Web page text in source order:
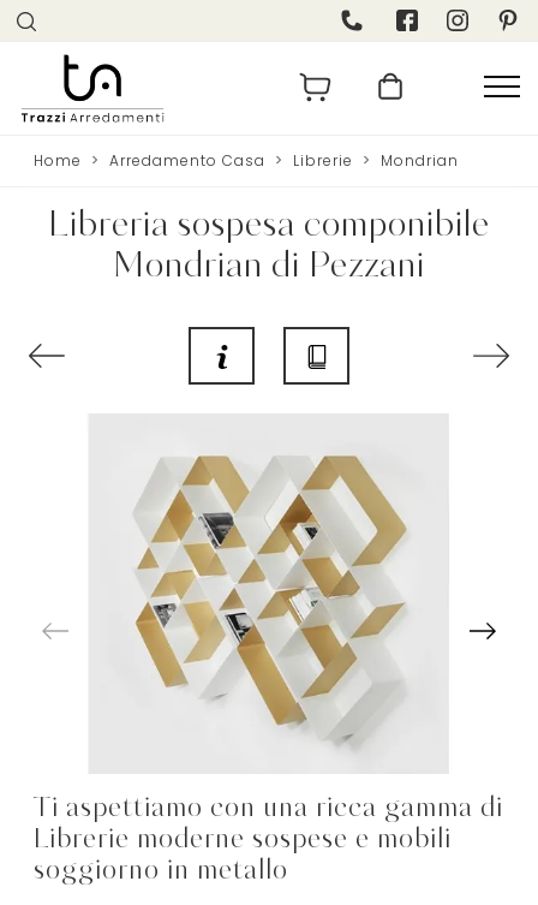
Home > Arredamento Casa > Librerie > Mondrian
Libreria sospesa componibile
Mondrian di Pezzani
Ti aspettiamo con una ricca gamma di
Librerie moderne sospese e mobili
soggiorno in metallo